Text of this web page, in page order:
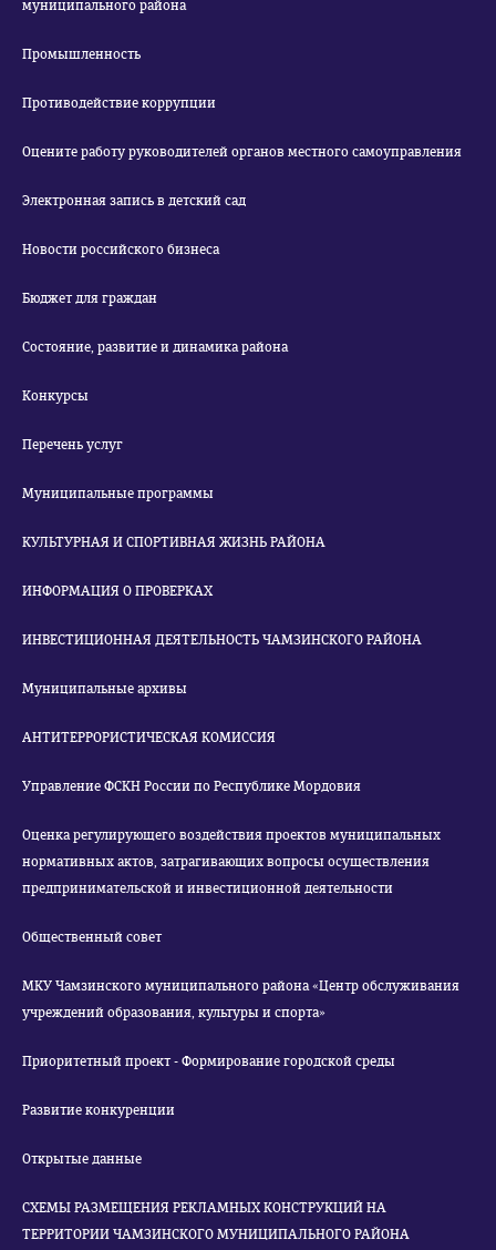
муниципального района
Промышленность
Противодействие коррупции
Оцените работу руководителей органов местного самоуправления
Электронная запись в детский сад
Новости российского бизнеса
Бюджет для граждан
Состояние, развитие и динамика района
Конкурсы
Перечень услуг
Муниципальные программы
КУЛЬТУРНАЯ И СПОРТИВНАЯ ЖИЗНЬ РАЙОНА
ИНФОРМАЦИЯ О ПРОВЕРКАХ
ИНВЕСТИЦИОННАЯ ДЕЯТЕЛЬНОСТЬ ЧАМЗИНСКОГО РАЙОНА
Муниципальные архивы
АНТИТЕРРОРИСТИЧЕСКАЯ КОМИССИЯ
Управление ФСКН России по Республике Мордовия
Оценка регулирующего воздействия проектов муниципальных
нормативных актов, затрагивающих вопросы осуществления
предпринимательской и инвестиционной деятельности
Общественный совет
МКУ Чамзинского муниципального района «Центр обслуживания
учреждений образования, культуры и спорта»
Приоритетный проект - Формирование городской среды
Развитие конкуренции
Открытые данные
СХЕМЫ РАЗМЕЩЕНИЯ РЕКЛАМНЫХ КОНСТРУКЦИЙ НА
ТЕРРИТОРИИ ЧАМЗИНСКОГО МУНИЦИПАЛЬНОГО РАЙОНА